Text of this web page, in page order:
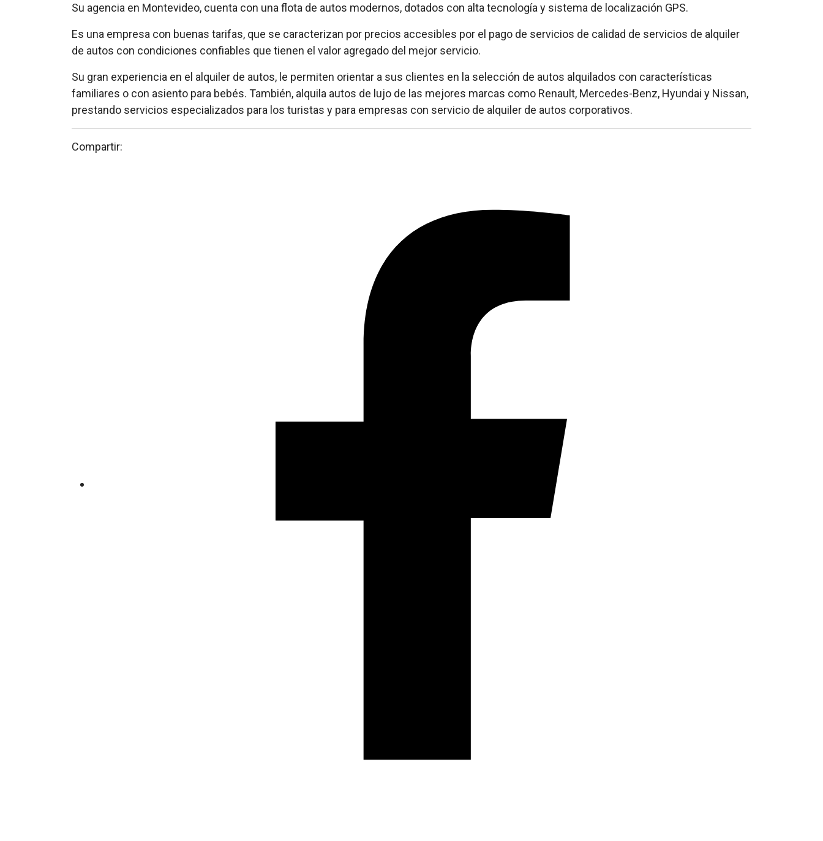
Su agencia en Montevideo, cuenta con una flota de autos modernos, dotados con alta tecnología y sistema de localización GPS.
Es una empresa con buenas tarifas, que se caracterizan por precios accesibles por el pago de servicios de calidad de servicios de alquiler
de autos con condiciones confiables que tienen el valor agregado del mejor servicio.
Su gran experiencia en el alquiler de autos, le permiten orientar a sus clientes en la selección de autos alquilados con características
familiares o con asiento para bebés. También, alquila autos de lujo de las mejores marcas como Renault, Mercedes-Benz, Hyundai y Nissan,
prestando servicios especializados para los turistas y para empresas con servicio de alquiler de autos corporativos.
Compartir: